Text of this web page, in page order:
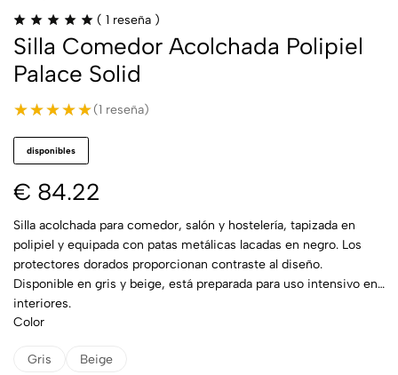
( 1 reseña )
Silla Comedor Acolchada Polipiel
Palace Solid
★★★★★
★★★★★(1 reseña)
disponibles
€ 84.22
Silla acolchada para comedor, salón y hostelería, tapizada en
polipiel y equipada con patas metálicas lacadas en negro. Los
protectores dorados proporcionan contraste al diseño.
Disponible en gris y beige, está preparada para uso intensivo en
interiores.
Color
Gris Beige